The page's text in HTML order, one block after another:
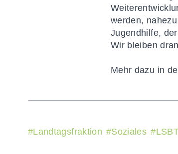
werden,
Jugendhilfe,
Wir bleiben
Mehr dazu in
#Landtagsfraktion #Soziales #